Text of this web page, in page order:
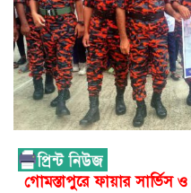
গোমস্তাপুরে ফায়ার সার্ভিস